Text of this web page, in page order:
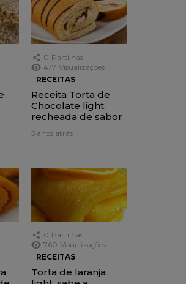
0 Partilhas
477 Visualizações
RECEITAS
Receita Torta de
Chocolate light,
recheada de sabor
5 anos atrás
0 Partilhas
760 Visualizações
RECEITAS
Torta de laranja